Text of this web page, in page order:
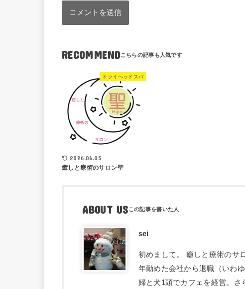
RECOMMEND
ドライヘッドスパ
2026.06.05
癒しと療術のサロン聖
ABOUT US
sei
初めまして。 癒しと療術のサ
年勤めた会社から退職（いわ
婦と犬1頭でカフェを経営。